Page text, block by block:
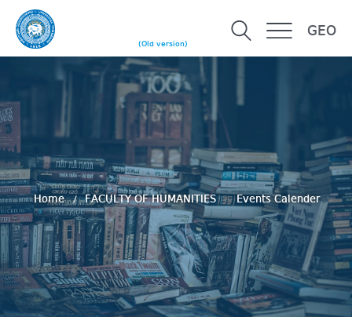
(Old version)
GEO
Home FACULTY OF HUMANITIES Events Calender